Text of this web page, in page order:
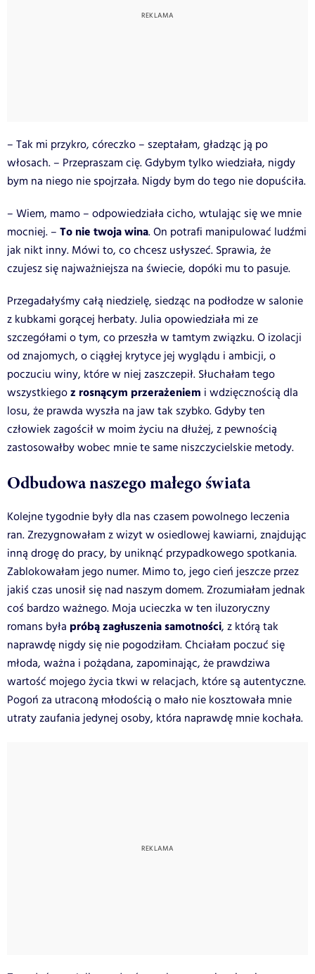
– Tak mi przykro, córeczko – szeptałam, gładząc ją po
włosach. – Przepraszam cię. Gdybym tylko wiedziała, nigdy
bym na niego nie spojrzała. Nigdy bym do tego nie dopuściła.
– Wiem, mamo – odpowiedziała cicho, wtulając się we mnie
mocniej. – To nie twoja wina. On potrafi manipulować ludźmi
jak nikt inny. Mówi to, co chcesz usłyszeć. Sprawia, że
czujesz się najważniejsza na świecie, dopóki mu to pasuje.
Przegadałyśmy całą niedzielę, siedząc na podłodze w salonie
z kubkami gorącej herbaty. Julia opowiedziała mi ze
szczegółami o tym, co przeszła w tamtym związku. O izolacji
od znajomych, o ciągłej krytyce jej wyglądu i ambicji, o
poczuciu winy, które w niej zaszczepił. Słuchałam tego
wszystkiegoz rosnącym przerażeniem i wdzięcznością dla
losu, że prawda wyszła na jaw tak szybko. Gdyby ten
człowiek zagościł w moim życiu na dłużej, z pewnością
zastosowałby wobec mnie te same niszczycielskie metody.
Odbudowa naszego małego świata
Kolejne tygodnie były dla nas czasem powolnego leczenia
ran. Zrezygnowałam z wizyt w osiedlowej kawiarni, znajdując
inną drogę do pracy, by uniknąć przypadkowego spotkania.
Zablokowałam jego numer. Mimo to, jego cień jeszcze przez
jakiś czas unosił się nad naszym domem. Zrozumiałam jednak
coś bardzo ważnego. Moja ucieczka w ten iluzoryczny
romans była próbą zagłuszenia samotności, z którą tak
naprawdę nigdy się nie pogodziłam. Chciałam poczuć się
młoda, ważna i pożądana, zapominając, że prawdziwa
wartość mojego życia tkwi w relacjach, które są autentyczne.
Pogoń za utraconą młodością o mało nie kosztowała mnie
utraty zaufania jedynej osoby, która naprawdę mnie kochała.